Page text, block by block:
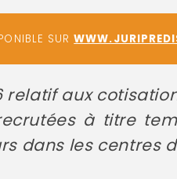
SUR
relatif aux
à titre
dans les centres